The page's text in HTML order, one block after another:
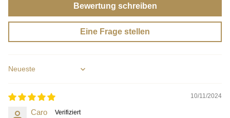
Bewertung schreiben
Eine Frage stellen
Sort by
10/11/2024
Caro